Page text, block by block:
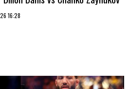
16:28